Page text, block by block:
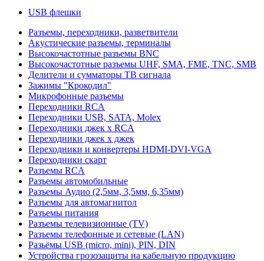
USB флешки
Разъемы, переходники, разветвители
Акустические разъемы, терминалы
Высокочастотные разъемы BNC
Высокочастотные разъемы UHF, SMA, FME, TNC, SMB
Делители и сумматоры ТВ сигнала
Зажимы "Крокодил"
Микрофонные разъемы
Переходники RCA
Переходники USB, SATA, Molex
Переходники джек х RCA
Переходники джек х джек
Переходники и конвертеры HDMI-DVI-VGA
Переходники скарт
Разъемы RCA
Разъемы автомобильные
Разъемы Аудио (2,5мм, 3,5мм, 6,35мм)
Разъемы для автомагнитол
Разъемы питания
Разъемы телевизионные (TV)
Разъемы телефонные и сетевые (LAN)
Разьёмы USB (micro, mini), PIN, DIN
Устройства грозозащиты на кабельную продукцию